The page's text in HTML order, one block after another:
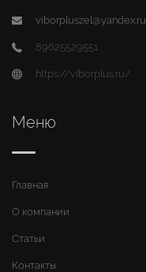
viborpluszel@yandex.ru
89625529551
https://viborplus.ru/
Меню
Главная
О компании
Статьи
Контакты